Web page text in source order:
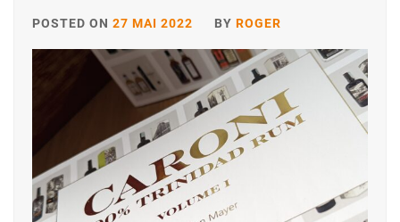
POSTED ON 27 MAI 2022 BY ROGER